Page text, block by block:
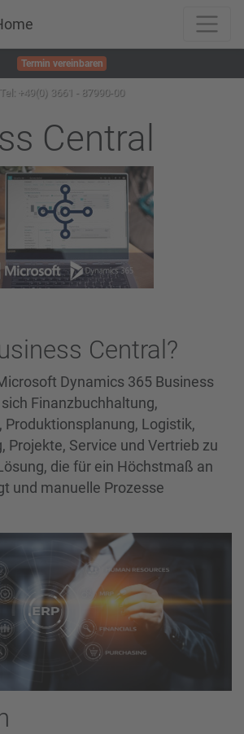
Termin vereinbaren
Tel: +49(0) 3661 - 87990-00
Central
Central?
Dynamics 365 Business
Finanzbuchhaltung,
Logistik,
Projekte, Service und Vertrieb zu
die für ein Höchstmaß an
und manuelle Prozesse